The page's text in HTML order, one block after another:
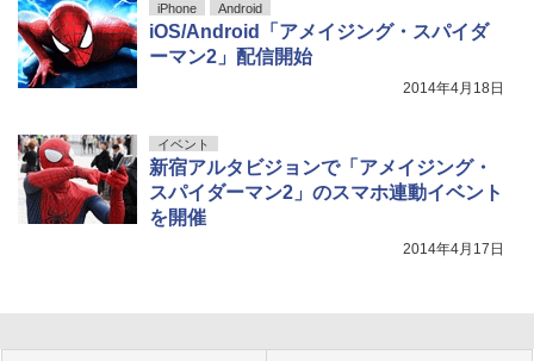
iPhone Android
iOS/Android「アメイジング・スパイダ
ーマン2」配信開始
2014年4月18日
イベント
新宿アルタビジョンで「アメイジング・
スパイダーマン2」のスマホ連動イベント
を開催
2014年4月17日